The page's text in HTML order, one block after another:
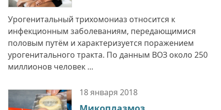
Урогенитальный трихомониаз относится к
инфекционным заболеваниям, передающимися
половым путём и характеризуется поражением
урогенитального тракта. По данным ВОЗ около 250
миллионов человек ...
18 января 2018